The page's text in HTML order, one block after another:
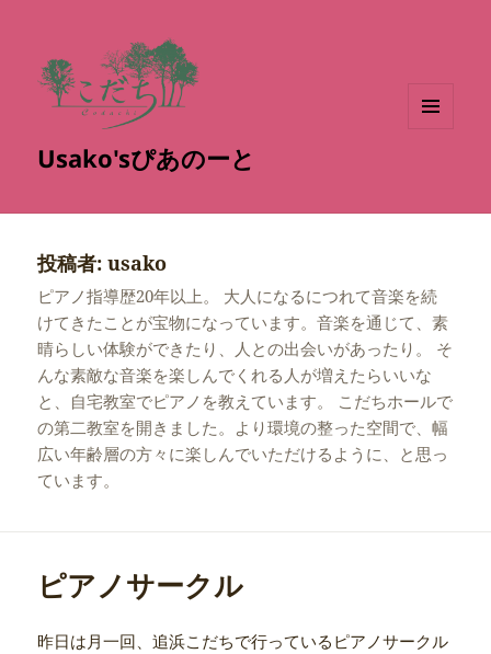
Usako'sぴあのーと
投稿者:usako
ピアノ指導歴20年以上。 大人になるにつれて音楽を続
けてきたことが宝物になっています。音楽を通じて、素
晴らしい体験ができたり、人との出会いがあったり。 そ
んな素敵な音楽を楽しんでくれる人が増えたらいいな
と、自宅教室でピアノを教えています。 こだちホールで
の第二教室を開きました。より環境の整った空間で、幅
広い年齢層の方々に楽しんでいただけるように、と思っ
ています。
ピアノサークル
昨日は月一回、追浜こだちで行っているピアノサークル